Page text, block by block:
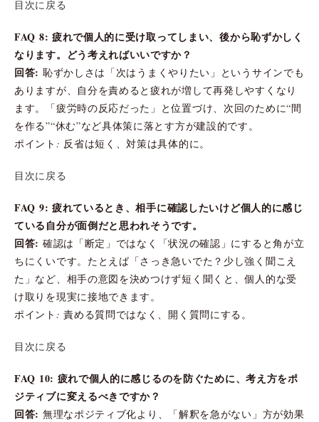
目次に戻る
FAQ 8: 疲れで個人的に受け取ってしまい、後から恥ずかしく
なります。どう考えればいいですか？
回答: 恥ずかしさは「次はうまくやりたい」というサインでも
ありますが、自分を責めると疲れが増して再発しやすくなり
ます。「疲労時の反応だった」と位置づけ、次回のために“間
を作る”“休む”など具体策に落とす方が建設的です。
ポイント: 反省は短く、対策は具体的に。
目次に戻る
FAQ 9: 疲れているとき、相手に確認したいけど個人的に感じ
ている自分が面倒だと思われそうです。
回答: 確認は「断定」ではなく「状況の確認」にすると角が立
ちにくいです。たとえば「さっき急いでた？少し強く聞こえ
た」など、相手の意図を決めつけず短く聞くと、個人的な受
け取りを現実に接地できます。
ポイント: 責める質問ではなく、開く質問にする。
目次に戻る
FAQ 10: 疲れで個人的に感じるのを防ぐために、考え方をポ
ジティブに変えるべきですか？
回答: 無理なポジティブ化より、「解釈を急がない」方が効果